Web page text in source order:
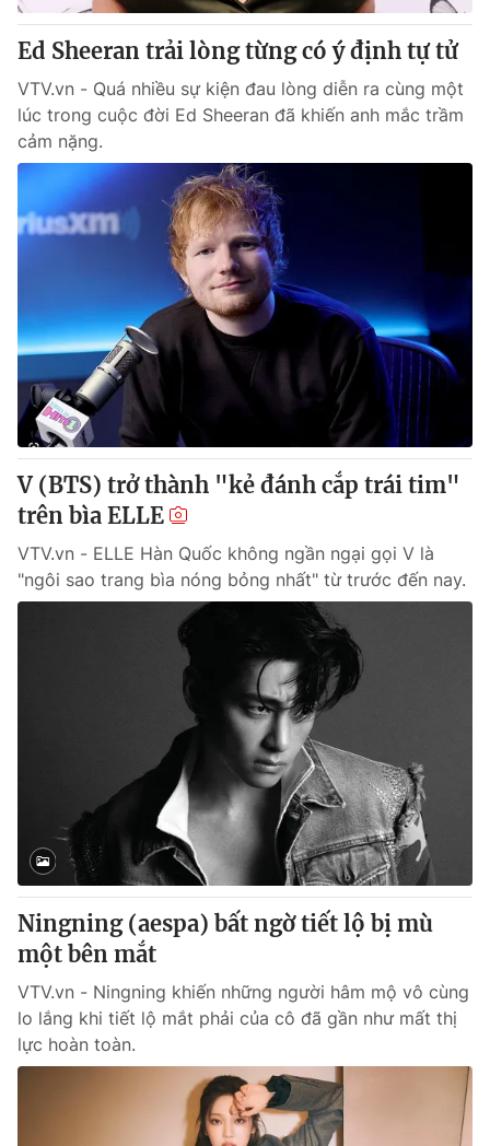
Ed Sheeran trải lòng từng có ý định tự tử
VTV.vn - Quá nhiều sự kiện đau lòng diễn ra cùng một
lúc trong cuộc đời Ed Sheeran đã khiến anh mắc trầm
cảm nặng.
V (BTS) trở thành "kẻ đánh cắp trái tim"
trên bìa ELLE
VTV.vn - ELLE Hàn Quốc không ngần ngại gọi V là
"ngôi sao trang bìa nóng bỏng nhất" từ trước đến nay.
Ningning (aespa) bất ngờ tiết lộ bị mù
một bên mắt
VTV.vn - Ningning khiến những người hâm mộ vô cùng
lo lắng khi tiết lộ mắt phải của cô đã gần như mất thị
lực hoàn toàn.